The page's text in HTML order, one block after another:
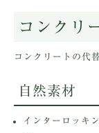
コンクリ
コンクリートの代
自然素材
インターロッキ